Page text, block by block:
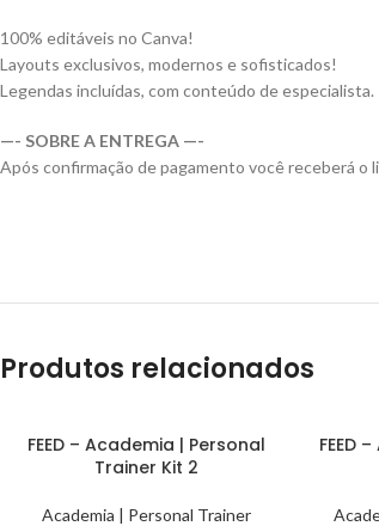
100% editáveis no Canva!
Layouts exclusivos, modernos e sofisticados!
Legendas incluídas, com conteúdo de especialista.
—- SOBRE A ENTREGA —-
Após confirmação de pagamento você receberá o
Produtos relacionados
FEED – Academia | Personal
Trainer Kit 2
Academia | Personal Trainer
FEED